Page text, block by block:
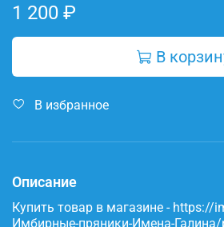
1 200 ₽
В
В избранное
Описание
Купить товар в магазине - https://
Имбирные-пряники-Имена-